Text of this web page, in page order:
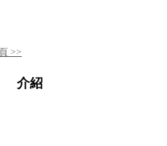
>>
介紹